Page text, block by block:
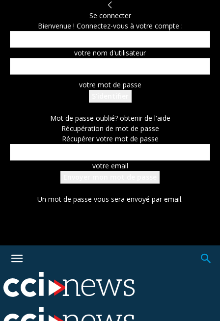
Se connecter
Bienvenue ! Connectez-vous à votre compte :
votre nom d'utilisateur
votre mot de passe
Mot de passe oublié? obtenir de l'aide
Récupération de mot de passe
Récupérer votre mot de passe
votre email
Un mot de passe vous sera envoyé par email.